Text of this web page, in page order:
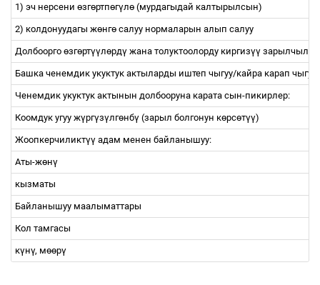
1) эч нерсени өзгөртпөгүлө (мурдагыдай калтырылсын)
2) колдонуудагы жөнгө салуу нормаларын алып салуу
Долбоорго өзгөртүүлөрдү жана толуктоолорду киргизүү
Башка ченемдик укуктук актыларды иштеп чыгуу/кайра карап чыгуу
Ченемдик укуктук актынын долбооруна карата сын-пикирлер:
Коомдук угуу жүргүзүлгөнбү (зарыл болгонун көрсөтүү)
Жоопкерчиликтүү адам менен байланышуу:
Аты-жөнү
кызматы
Байланышуу маалыматтары
Кол тамгасы
күнү, мөөрү